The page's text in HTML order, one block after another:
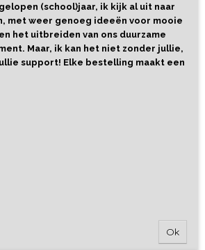
L
L heeft een diameter van 13 cm.…
(school)jaar, ik kijk al uit naar
met weer genoeg ideeën voor mooie
het uitbreiden van ons duurzame
Maar, ik kan het niet zonder jullie,
support! Elke bestelling maakt een
Ok